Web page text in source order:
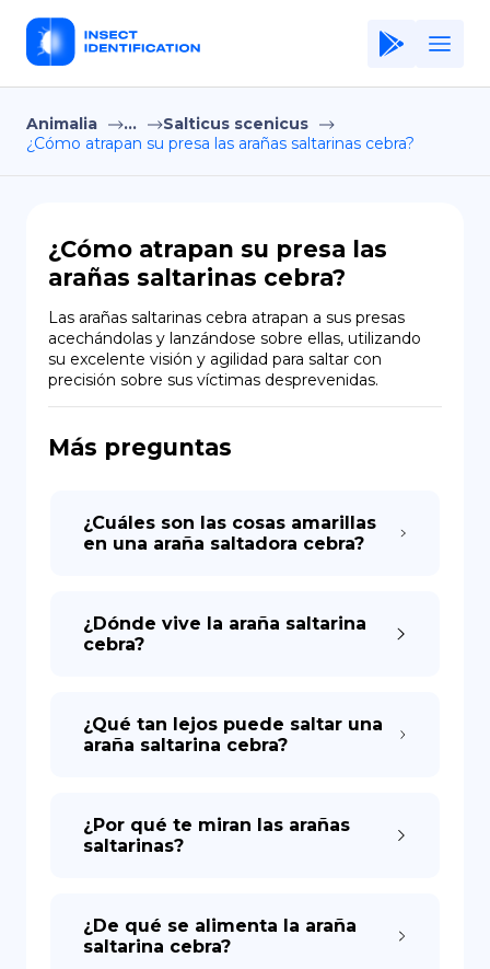
Home
Application
Terms of Use
Privacy Policy
ES
EN
DE
Copiright © Niro ID
Animalia ...
Salticus scenicus
¿Cómo atrapan su presa las arañas saltarinas cebra?
¿Cómo atrapan su presa las
arañas saltarinas cebra?
Las arañas saltarinas cebra atrapan a sus presas
acechándolas y lanzándose sobre ellas, utilizando
su excelente visión y agilidad para saltar con
precisión sobre sus víctimas desprevenidas.
Más preguntas
¿Cuáles son las cosas amarillas
en una araña saltadora cebra?
¿Dónde vive la araña saltarina
cebra?
¿Qué tan lejos puede saltar una
araña saltarina cebra?
¿Por qué te miran las arañas
saltarinas?
¿De qué se alimenta la araña
saltarina cebra?